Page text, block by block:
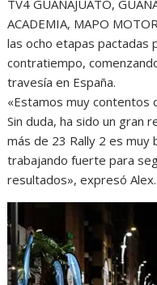
TV4 GUANAJUATO,
ACADEMIA, MAPO
las ocho etapas pactadas
contratiempo,
travesía en España.
«Estamos muy contentos
Sin duda, ha sido un gran
más de 23 Rally 2 es muy
trabajando fuerte para
resultados», expresó Alex.